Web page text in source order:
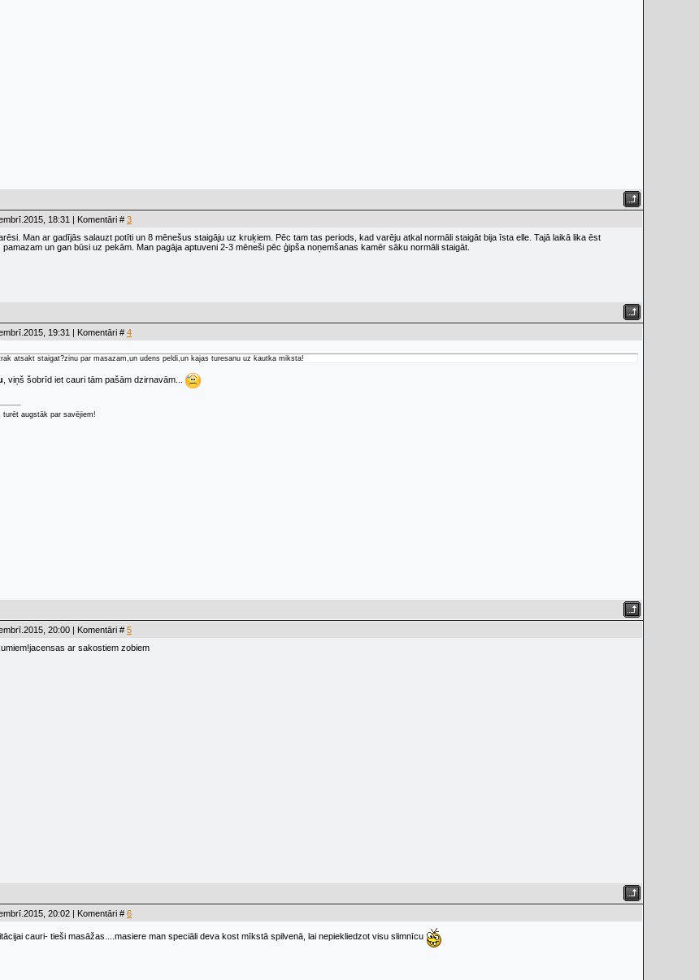
18:31 | Komentāri # 3
Man ar gadījās salauzt potīti un 8 mēnešus staigāju uz kruķiem. Pēc tam tas periods, kad varēju atkal normāli staigāt bija īsta elle. Tajā laikā lika ēst
un gan būsi uz pekām. Man pagāja aptuveni 2-3 mēneši pēc ģipša noņemšanas kamēr sāku normāli staigāt.
19:31 | Komentāri # 4
atsakt staigat?zinu par masazam,un udens peldi,un kajas turesanu uz kautka miksta!
, viņš šobrīd iet cauri tām pašām dzirnavām...
augstāk par savējiem!
20:00 | Komentāri # 5
ar sakostiem zobiem
20:02 | Komentāri # 6
cauri- tieši masāžas....masiere man speciāli deva kost mīkstā spilvenā, lai nepiekliedzot visu slimnīcu